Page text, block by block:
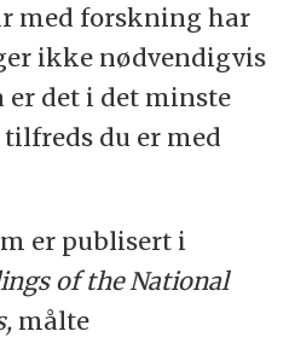
med forskning har
ikke nødvendigvis
det i det minste
du er med
er publisert i
of the National
målte